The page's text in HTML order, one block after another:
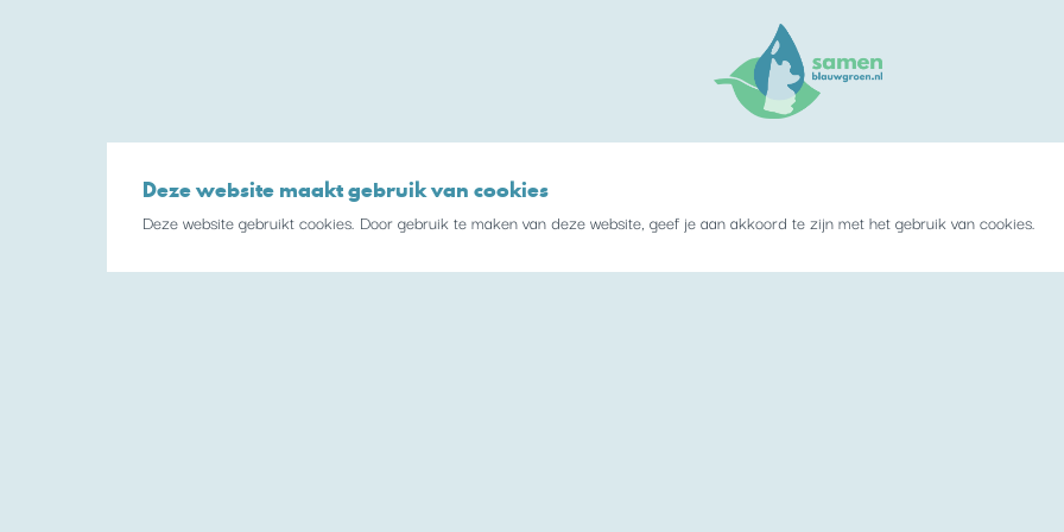
Deze website maakt gebruik van cookies
Deze website gebruikt cookies. Door gebruik te maken van deze website, geef je aan akkoord te zijn met het gebruik van cookies.